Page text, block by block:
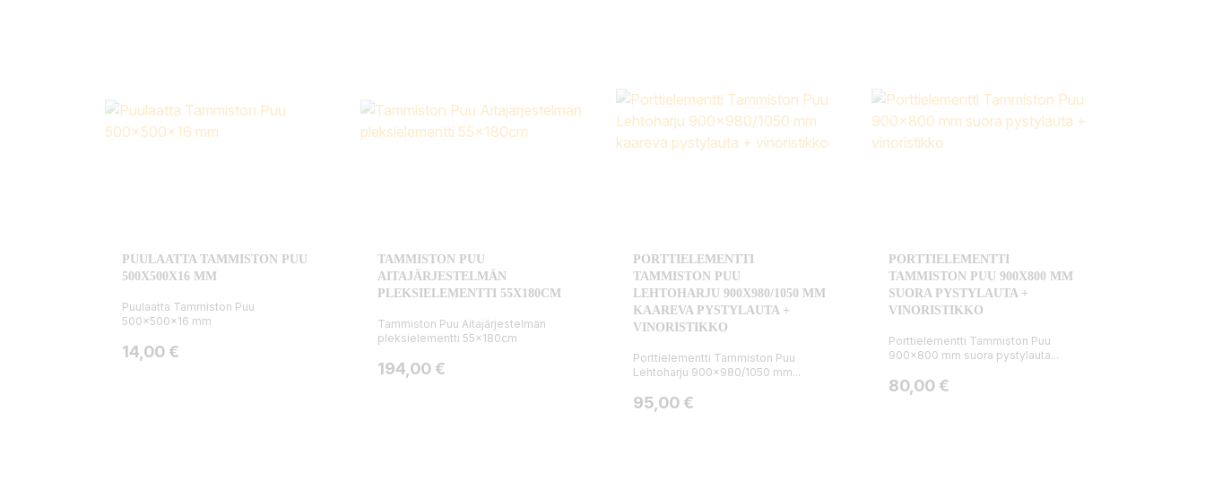
PUULAATTA TAMMISTON PUU
500X500X16 MM
Puulaatta Tammiston Puu
500x500x16 mm
Hinta
14,00 €
TAMMISTON PUU
AITAJÄRJESTELMÄN
PLEKSIELEMENTTI 55X180CM
Tammiston Puu Aitajärjestelmän
pleksielementti 55x180cm
Hinta
194,00 €
PORTTIELEMENTTI
TAMMISTON PUU
LEHTOHARJU 900X980/1050 MM
KAAREVA PYSTYLAUTA +
VINORISTIKKO
Porttielementti Tammiston Puu
Lehtoharju 900x980/1050 mm...
Hinta
95,00 €
PORTTIELEMENTTI
TAMMISTON PUU 900X800 MM
SUORA PYSTYLAUTA +
VINORISTIKKO
Porttielementti Tammiston Puu
900x800 mm suora pystylauta...
Hinta
80,00 €